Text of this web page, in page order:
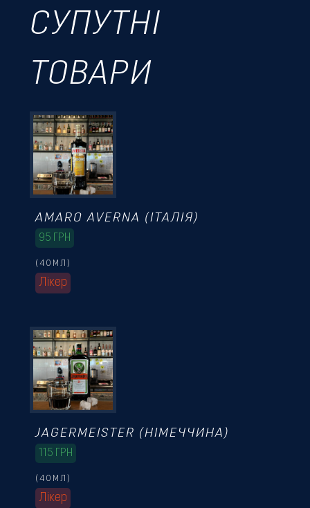
СУПУТНІ
ТОВАРИ
Лікер
(40МЛ)
AMARO AVERNA (ІТАЛІЯ)
95 ГРН
Лікер
(40МЛ)
JAGERMEISTER (НІМЕЧЧИНА)
115 ГРН